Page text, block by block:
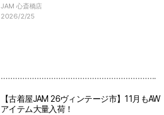
JAM 心斎橋店
2026/2/25
【古着屋JAM 26ヴィンテージ市】11月もAW
アイテム大量入荷！